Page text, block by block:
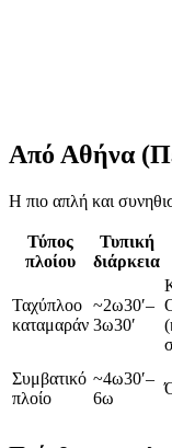
Από Αθήνα
Η πιο απλή και
Τύπος
πλοίου
Τυπική
διάρκεια
Ταχύπλοο
καταμαράν
~2ω30′–
3ω30′
Συμβατικό
πλοίο
~4ω30′–
6ω